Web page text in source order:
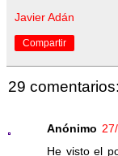
Javier Adán
Compartir
29 comentarios:
Anónimo
He visto el